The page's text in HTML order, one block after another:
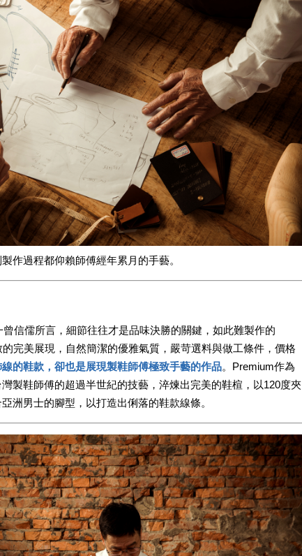
作過程都仰賴師傅經年累月的手藝。
信儒所言，細節往往才是品味決勝的關鍵，如此難製作的
完美展現，自然簡潔的優雅氣質，嚴苛選料與做工條件，價格
的鞋款，卻也是展現製鞋師傅極致手藝的作品。Premium作為
製鞋師傅的超過半世紀的技藝，淬煉出完美的鞋楦，以120度夾
洲男士的腳型，以打造出俐落的鞋款線條。